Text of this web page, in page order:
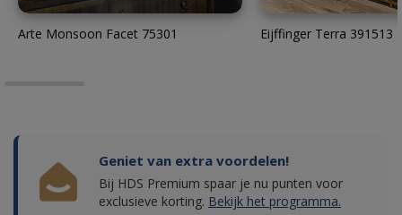
Arte Monsoon Facet 75301 Eijffinger Terra 391513
Geniet van extra voordelen!
Bij HDS Premium spaar je nu punten voor
exclusieve korting. Bekijk het programma.